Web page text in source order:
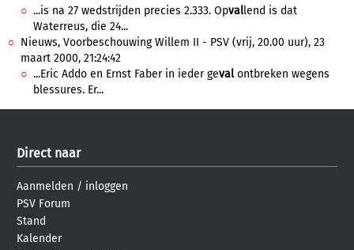
...is na 27 wedstrijden precies 2.333. Opvallend is dat
Waterreus, die 24...
Nieuws, Voorbeschouwing Willem II - PSV (vrij, 20.00 uur), 23
maart 2000, 21:24:42
...Eric Addo en Ernst Faber in ieder gevalontbreken wegens
blessures. Er...
Direct naar
Aanmelden / inloggen
PSV Forum
Stand
Kalender